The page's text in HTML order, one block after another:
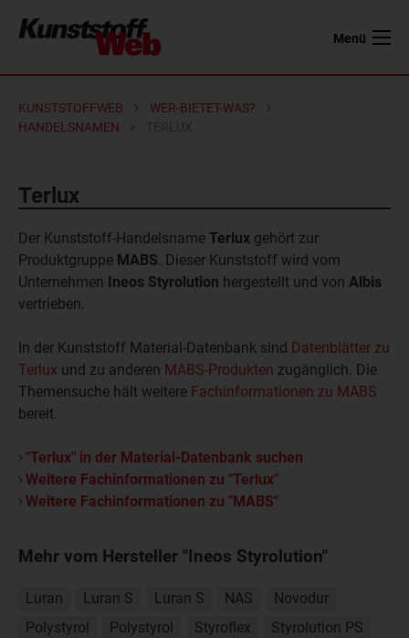
Menü
KUNSTSTOFFWEB
WER-BIETET-WAS?
HANDELSNAMEN
Terlux
Der Kunststoff-Handelsname Terlux gehört zur
Produktgruppe MABS. Dieser Kunststoff wird vom
Unternehmen Ineos Styrolution hergestellt und von Albis
vertrieben.
In der Kunststoff Material-Datenbank sind Datenblätter zu
Terlux und zu anderen MABS-Produkten zugänglich. Die
Themensuche hält weitere Fachinformationen zu MABS
bereit.
"Terlux" in der Material-Datenbank suchen
Weitere Fachinformationen zu "Terlux"
Weitere Fachinformationen zu "MABS"
Mehr vom Hersteller "Ineos Styrolution"
Luran Luran S Luran S NAS
Novodur
Polystyrol
Polystyrol Styroflex
Styrolution PS